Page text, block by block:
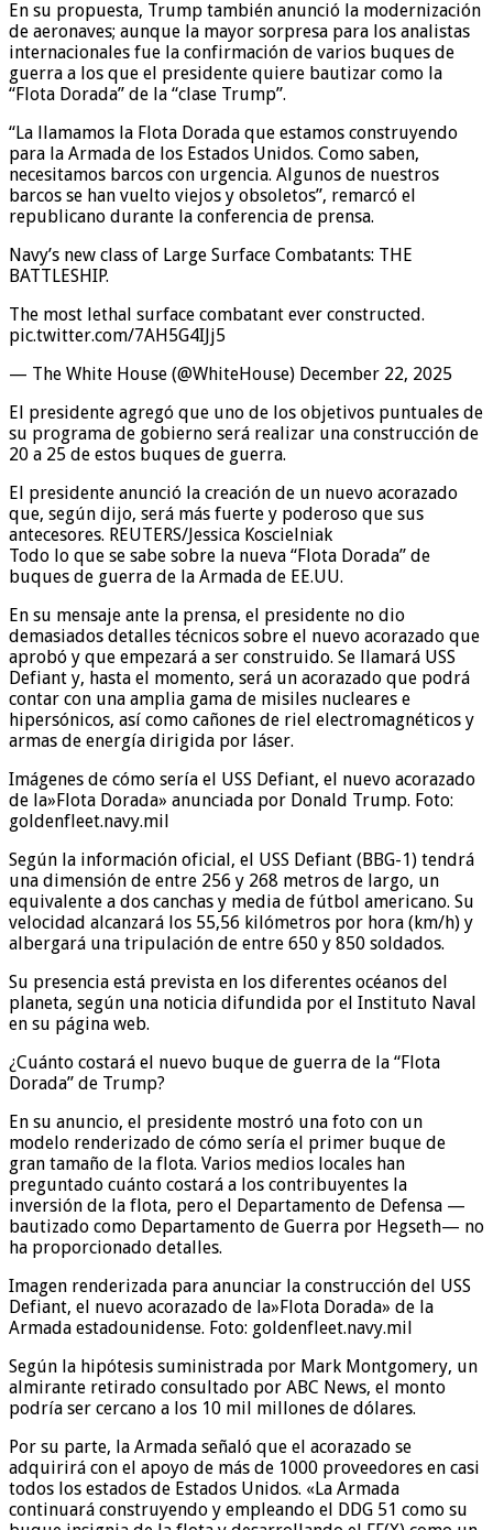
En su propuesta, Trump también anunció la modernización
de aeronaves; aunque la mayor sorpresa para los analistas
internacionales fue la confirmación de varios buques de
guerra a los que el presidente quiere bautizar como la
“Flota Dorada” de la “clase Trump”.
“La llamamos la Flota Dorada que estamos construyendo
para la Armada de los Estados Unidos. Como saben,
necesitamos barcos con urgencia. Algunos de nuestros
barcos se han vuelto viejos ​​y obsoletos”, remarcó el
republicano durante la conferencia de prensa.
Navy’s new class of Large Surface Combatants: THE
BATTLESHIP.
The most lethal surface combatant ever constructed.
pic.twitter.com/7AH5G4IJj5
— The White House (@WhiteHouse) December 22, 2025
El presidente agregó que uno de los objetivos puntuales de
su programa de gobierno será realizar una construcción de
20 a 25 de estos buques de guerra.
El presidente anunció la creación de un nuevo acorazado
que, según dijo, será más fuerte y poderoso que sus
antecesores. REUTERS/Jessica Koscielniak
Todo lo que se sabe sobre la nueva “Flota Dorada” de
buques de guerra de la Armada de EE.UU.
En su mensaje ante la prensa, el presidente no dio
demasiados detalles técnicos sobre el nuevo acorazado que
aprobó y que empezará a ser construido. Se llamará USS
Defiant y, hasta el momento, será un acorazado que podrá
contar con una amplia gama de misiles nucleares e
hipersónicos, así como cañones de riel electromagnéticos y
armas de energía dirigida por láser.
Imágenes de cómo sería el USS Defiant, el nuevo acorazado
de la»Flota Dorada» anunciada por Donald Trump. Foto:
goldenfleet.navy.mil
Según la información oficial, el USS Defiant (BBG-1) tendrá
una dimensión de entre 256 y 268 metros de largo, un
equivalente a dos canchas y media de fútbol americano. Su
velocidad alcanzará los 55,56 kilómetros por hora (km/h) y
albergará una tripulación de entre 650 y 850 soldados.
Su presencia está prevista en los diferentes océanos del
planeta, según una noticia difundida por el Instituto Naval
en su página web.
¿Cuánto costará el nuevo buque de guerra de la “Flota
Dorada” de Trump?
En su anuncio, el presidente mostró una foto con un
modelo renderizado de cómo sería el primer buque de
gran tamaño de la flota. Varios medios locales han
preguntado cuánto costará a los contribuyentes la
inversión de la flota, pero el Departamento de Defensa —
bautizado como Departamento de Guerra por Hegseth— no
ha proporcionado detalles.
Imagen renderizada para anunciar la construcción del USS
Defiant, el nuevo acorazado de la»Flota Dorada» de la
Armada estadounidense. Foto: goldenfleet.navy.mil
Según la hipótesis suministrada por Mark Montgomery, un
almirante retirado consultado por ABC News, el monto
podría ser cercano a los 10 mil millones de dólares.
Por su parte, la Armada señaló que el acorazado se
adquirirá con el apoyo de más de 1000 proveedores en casi
todos los estados de Estados Unidos. «La Armada
continuará construyendo y empleando el DDG 51 como su